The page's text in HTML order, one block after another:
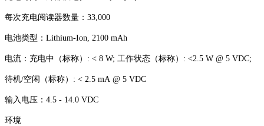
每次充电阅读器数量：33,000
电池类型：Lithium-Ion, 2100 mAh
电流：充电中（标称）: < 8 W; 工作状态（标称）: <2.5 W @ 5 VDC;
待机/空闲（标称）: < 2.5 mA @ 5 VDC
输入电压：4.5 - 14.0 VDC
环境